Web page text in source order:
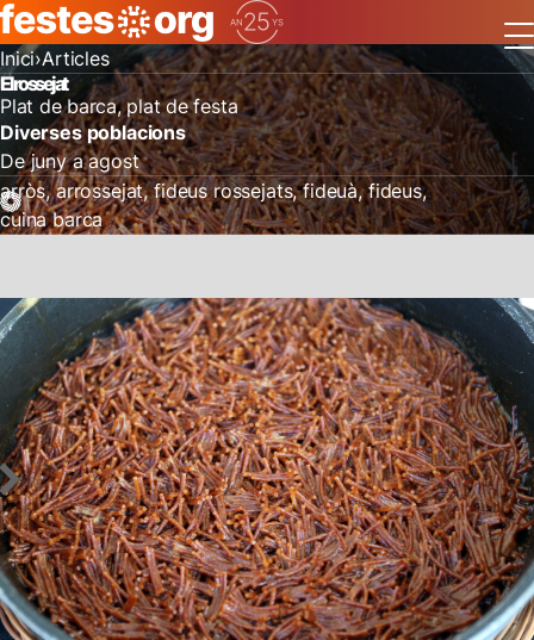
Inici Articles
El rossejat
Plat de barca, plat de festa
Diverses poblacions
De juny a agost
arròs arrossejat fideus rossejats fideuà fideus
cuina barca